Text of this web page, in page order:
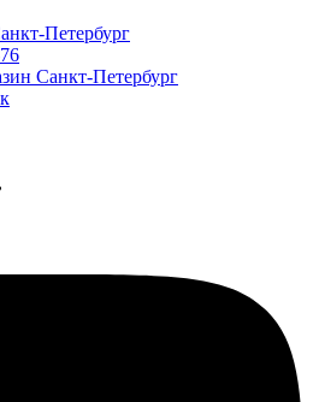
Петербург
Санкт-Петербург